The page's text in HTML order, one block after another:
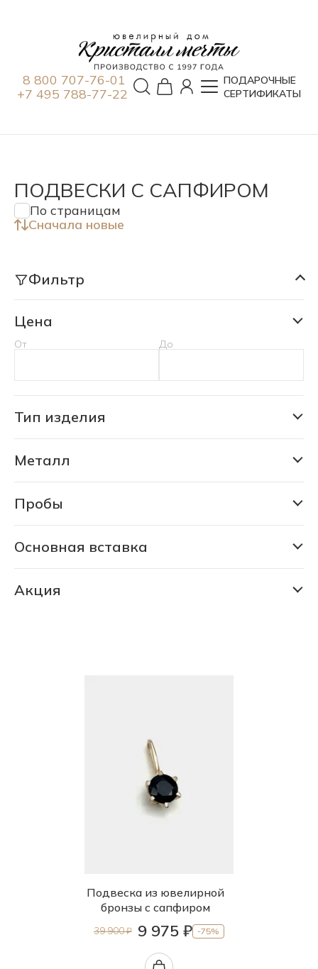
8 800 707-76-01
+7 495 788-77-22
ПОДАРОЧНЫЕ
СЕРТИФИКАТЫ
ПОДВЕСКИ С САПФИРОМ
По страницам
Сначала новые
Фильтр
Цена
От До
Тип изделия
Металл
Ювелирная бронза
Пробы
Ювелирная бронза
Основная вставка
Акция
Подвеска из ювелирной
бронзы с сапфиром
39 900 ₽ 9 975 ₽ -75%